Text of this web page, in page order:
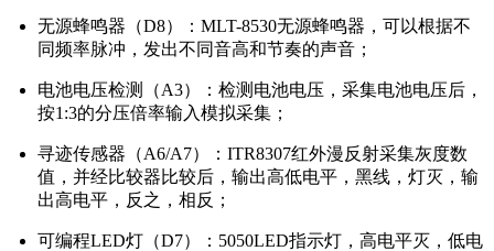
无源蜂鸣器（D8）：MLT-8530无源蜂鸣器，可以根据不
同频率脉冲，发出不同音高和节奏的声音；
电池电压检测（A3）：检测电池电压，采集电池电压后，
按1:3的分压倍率输入模拟采集；
寻迹传感器（A6/A7）：ITR8307红外漫反射采集灰度数
值，并经比较器比较后，输出高低电平，黑线，灯灭，输
出高电平，反之，相反；
可编程LED灯（D7）：5050LED指示灯，高电平灭，低电